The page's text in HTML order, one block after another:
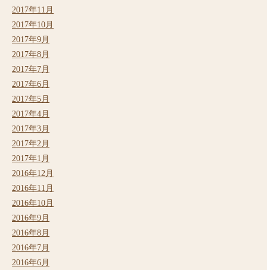
2017年11月
2017年10月
2017年9月
2017年8月
2017年7月
2017年6月
2017年5月
2017年4月
2017年3月
2017年2月
2017年1月
2016年12月
2016年11月
2016年10月
2016年9月
2016年8月
2016年7月
2016年6月